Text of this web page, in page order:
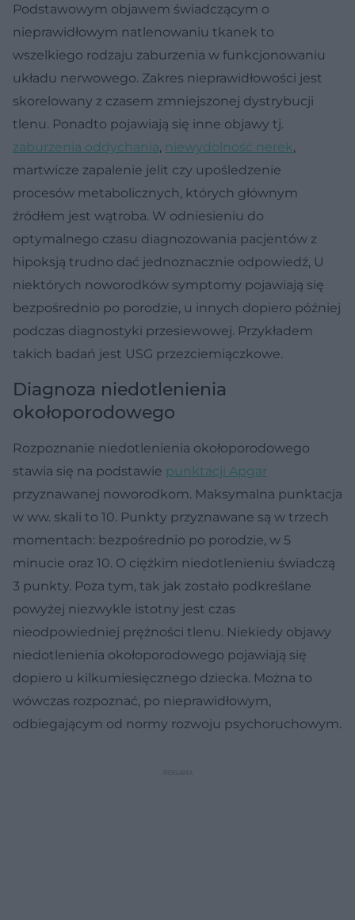
Podstawowym objawem świadczącym o
nieprawidłowym natlenowaniu tkanek to
wszelkiego rodzaju zaburzenia w funkcjonowaniu
układu nerwowego. Zakres nieprawidłowości jest
skorelowany z czasem zmniejszonej dystrybucji
tlenu. Ponadto pojawiają się inne objawy tj.
zaburzenia oddychania, niewydolność nerek,
martwicze zapalenie jelit czy upośledzenie
procesów metabolicznych, których głównym
źródłem jest wątroba. W odniesieniu do
optymalnego czasu diagnozowania pacjentów z
hipoksją trudno dać jednoznacznie odpowiedź, U
niektórych noworodków symptomy pojawiają się
bezpośrednio po porodzie, u innych dopiero później
podczas diagnostyki przesiewowej. Przykładem
takich badań jest USG przezciemiączkowe.
Diagnoza niedotlenienia
okołoporodowego
Rozpoznanie niedotlenienia okołoporodowego
stawia się na podstawie punktacji Apgar
przyznawanej noworodkom. Maksymalna punktacja
w ww. skali to 10. Punkty przyznawane są w trzech
momentach: bezpośrednio po porodzie, w 5
minucie oraz 10. O ciężkim niedotlenieniu świadczą
3 punkty. Poza tym, tak jak zostało podkreślane
powyżej niezwykle istotny jest czas
nieodpowiedniej prężności tlenu. Niekiedy objawy
niedotlenienia okołoporodowego pojawiają się
dopiero u kilkumiesięcznego dziecka. Można to
wówczas rozpoznać, po nieprawidłowym,
odbiegającym od normy rozwoju psychoruchowym.